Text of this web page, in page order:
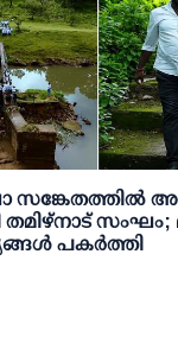
സങ്കേതത്തില്‍
സംഘം;
കനാലിന്റെ ദൃശ്യങ്ങള്‍ പകര്‍ത്തി